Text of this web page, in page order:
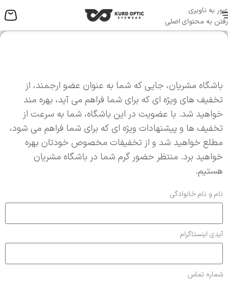
عبور به ناوبری
رفتن به محتوای اصلی
منو
باشگاه مشریان، جایی که شما به عنوان عضو ارجمند، از
تخفیف های ویژه ای که برای شما فراهم می آید، بهره مند
خواهید شد. با عضویت در این باشگاه، شما به سرعت از
تخفیف ها و پیشنهادات ویژه ای که برای شما فراهم می شود،
مطلع خواهید شد و از تخفیفات مخصوص خودتان بهره
خواهید برد. منتظر حضور گرم شما در باشگاه مشریان
هستیم.
نام و نام خانوادگی
آیدی اینستاگرام
شماره تماس